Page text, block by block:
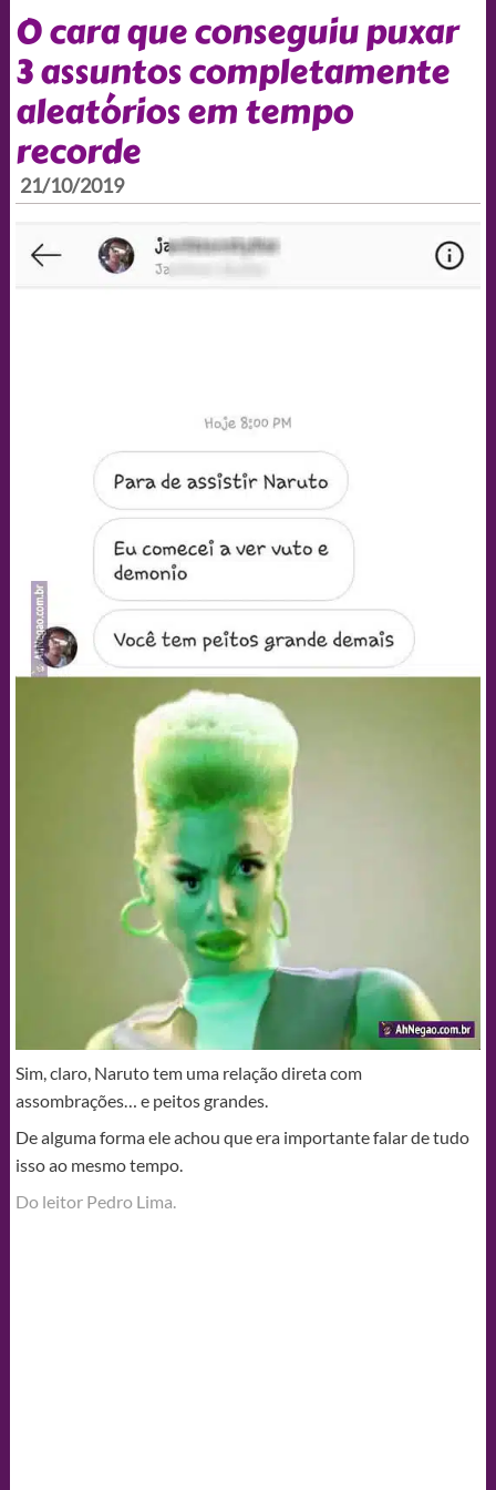
O cara que conseguiu puxar
3 assuntos completamente
aleatórios em tempo
recorde
21/10/2019
Sim, claro, Naruto tem uma relação direta com
assombrações… e peitos grandes.
De alguma forma ele achou que era importante falar de tudo
isso ao mesmo tempo.
Do leitor Pedro Lima.